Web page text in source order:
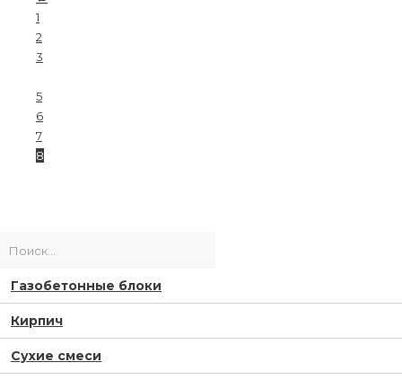
Газобетонные блоки
Кирпич
Сухие смеси
1
2
3
5
6
7
8